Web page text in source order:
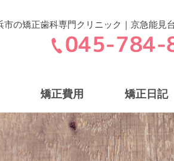
市の矯正歯科専門クリニック｜京急能見
矯正費用 矯正日記